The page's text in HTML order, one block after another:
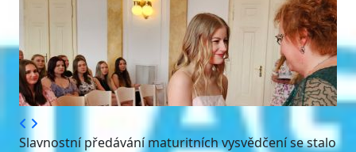
Slavnostní předávání maturitních vysvědčení se stalo